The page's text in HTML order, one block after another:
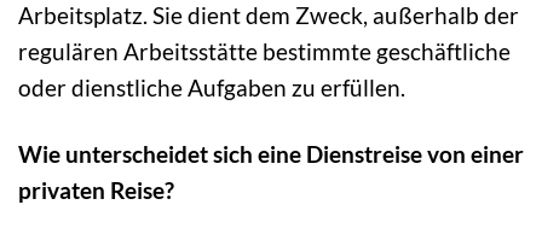
Arbeitsplatz. Sie dient dem Zweck, außerhalb der
regulären Arbeitsstätte bestimmte geschäftliche
oder dienstliche Aufgaben zu erfüllen.
Wie unterscheidet sich eine Dienstreise von einer
privaten Reise?